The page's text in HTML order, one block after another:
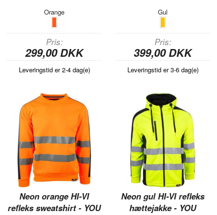
Orange
Pris
299,00 DKK
Leveringstid er 2-4 dag(e)
Gul
Pris
399,00 DKK
Leveringstid er 3-6 dag(e)
Neon orange HI-VI
refleks sweatshirt - YOU
Neon gul HI-VI refleks
hættejakke - YOU